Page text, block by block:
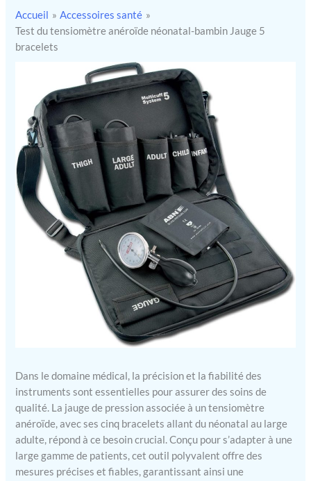
Accueil
Accessoires santé
Test du tensiomètre anéroïde néonatal-bambin Jauge 5
bracelets
Dans le domaine médical, la précision et la fiabilité des
instruments sont essentielles pour assurer des soins de
qualité. La jauge de pression associée à un tensiomètre
anéroïde, avec ses cinq bracelets allant du néonatal au large
adulte, répond à ce besoin crucial. Conçu pour s’adapter à une
large gamme de patients, cet outil polyvalent offre des
mesures précises et fiables, garantissant ainsi une